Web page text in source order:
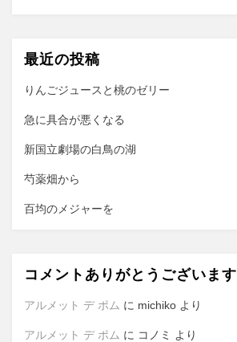
シ
ョ
ン
最近の投稿
りんごジュースと桃のゼリー
急に具合が悪くなる
新国立劇場の白鳥の湖
芍薬畑から
百均のメジャーを
コメントありがとうございます
アルメット デ ポム に michiko より
アルメット デ ポム に コノミ より